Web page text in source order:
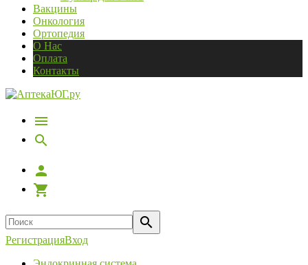
Вакцины
Онкология
Ортопедия
О Нас
Оплата
Контакты
РегистрацияВход